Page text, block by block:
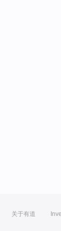
关于有道